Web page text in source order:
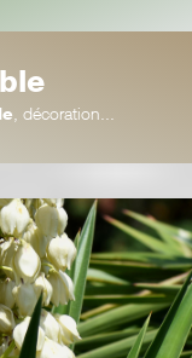
, décoration...